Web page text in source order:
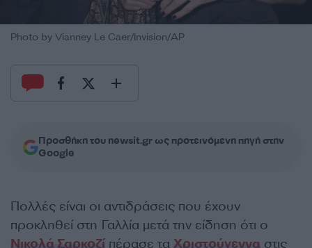
Photo by Vianney Le Caer/Invision/AP
Προσθήκη του newsit.gr ως προτεινόμενη πηγή στην
Google
Πολλές είναι οι αντιδράσεις που έχουν
προκληθεί στη Γαλλία μετά την είδηση ότι ο
Νικολά Σαρκοζί πέρασε τα Χριστούγεννα στις